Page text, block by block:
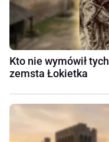
Kto nie wymówił
zemsta Łokietka